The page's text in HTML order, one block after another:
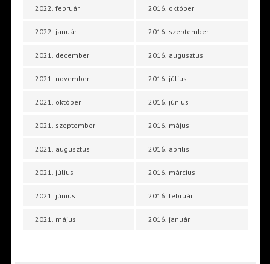
2022. február
2022. január
2021. december
2021. november
2021. október
2021. szeptember
2021. augusztus
2021. július
2021. június
2021. május
2016. október
2016. szeptember
2016. augusztus
2016. július
2016. június
2016. május
2016. április
2016. március
2016. február
2016. január